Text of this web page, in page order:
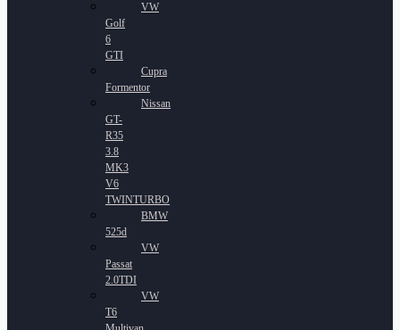
VW
Golf
6
GTI
Cupra
Formentor
Nissan
GT-
R35
3.8
MK3
V6
TWINTURBO
BMW
525d
VW
Passat
2.0TDI
VW
T6